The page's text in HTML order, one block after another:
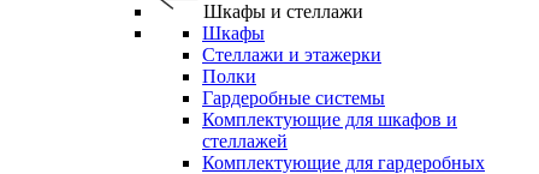
Шкафы и стеллажи
Шкафы
Стеллажи и этажерки
Полки
Гардеробные системы
Комплектующие для шкафов и
стеллажей
Комплектующие для гардеробных